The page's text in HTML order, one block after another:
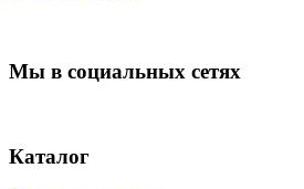
Мы в социальных сетях
Каталог